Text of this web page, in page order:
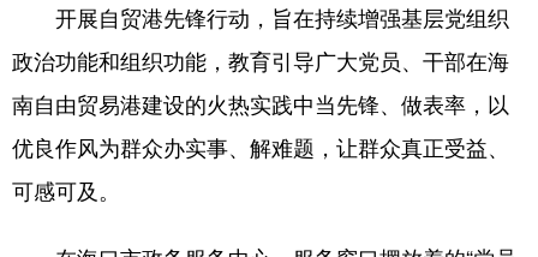
开展自贸港先锋行动，旨在持续增强基层党组织
政治功能和组织功能，教育引导广大党员、干部在海
南自由贸易港建设的火热实践中当先锋、做表率，以
优良作风为群众办实事、解难题，让群众真正受益、
可感可及。